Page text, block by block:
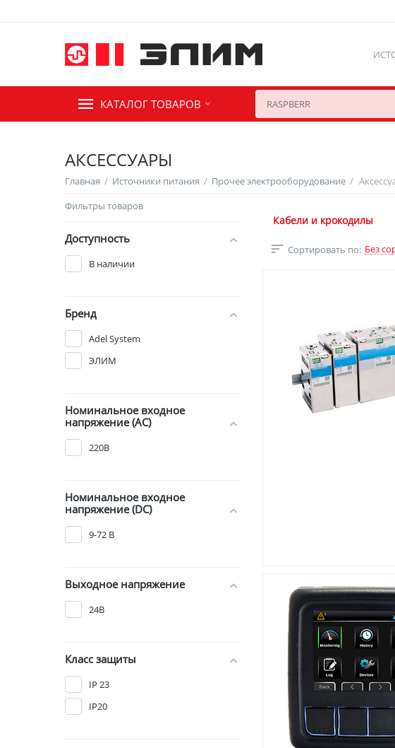
КАТАЛОГ ТОВАРОВ
АКСЕССУАРЫ
Главная / Источники питания / Прочее электрооборудование /
Кабели и крокодилы
Сортировать по: Без
Фильтры товаров
Доступность
В наличии
Бренд
Adel System
ЭЛИМ
Номинальное входное
напряжение (AC)
220В
Номинальное входное
напряжение (DC)
9-72 В
Выходное напряжение
24В
Класс защиты
IP 23
IP20